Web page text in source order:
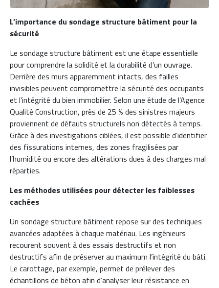
L’importance du sondage structure bâtiment pour la
sécurité
Le sondage structure bâtiment est une étape essentielle
pour comprendre la solidité et la durabilité d’un ouvrage.
Derrière des murs apparemment intacts, des failles
invisibles peuvent compromettre la sécurité des occupants
et l’intégrité du bien immobilier. Selon une étude de l’Agence
Qualité Construction, près de 25 % des sinistres majeurs
proviennent de défauts structurels non détectés à temps.
Grâce à des investigations ciblées, il est possible d’identifier
des fissurations internes, des zones fragilisées par
l’humidité ou encore des altérations dues à des charges mal
réparties.
Les méthodes utilisées pour détecter les faiblesses
cachées
Un sondage structure bâtiment repose sur des techniques
avancées adaptées à chaque matériau. Les ingénieurs
recourent souvent à des essais destructifs et non
destructifs afin de préserver au maximum l’intégrité du bâti.
Le carottage, par exemple, permet de prélever des
échantillons de béton afin d’analyser leur résistance en